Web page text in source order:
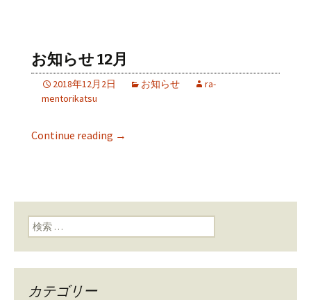
お知らせ 12月
2018年12月2日 お知らせ
ra-
mentorikatsu
Continue reading →
検索:
カテゴリー